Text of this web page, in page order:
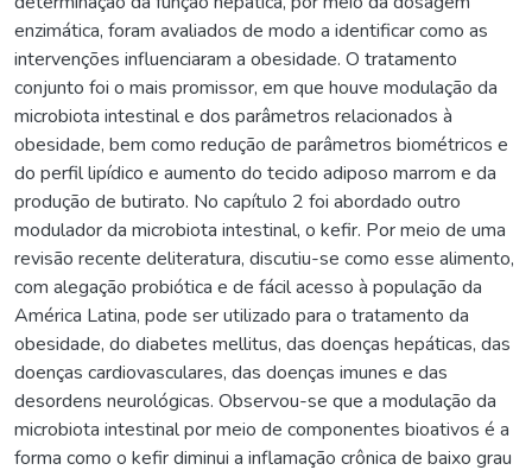
enzimática, foram avaliados de modo a identificar como as
intervenções influenciaram a obesidade. O tratamento
conjunto foi o mais promissor, em que houve modulação da
microbiota intestinal e dos parâmetros relacionados à
obesidade, bem como redução de parâmetros biométricos e
do perfil lipídico e aumento do tecido adiposo marrom e da
produção de butirato. No capítulo 2 foi abordado outro
modulador da microbiota intestinal, o kefir. Por meio de uma
revisão recente deliteratura, discutiu-se como esse alimento,
com alegação probiótica e de fácil acesso à população da
América Latina, pode ser utilizado para o tratamento da
obesidade, do diabetes mellitus, das doenças hepáticas, das
doenças cardiovasculares, das doenças imunes e das
desordens neurológicas. Observou-se que a modulação da
microbiota intestinal por meio de componentes bioativos é a
forma como o kefir diminui a inflamação crônica de baixo grau